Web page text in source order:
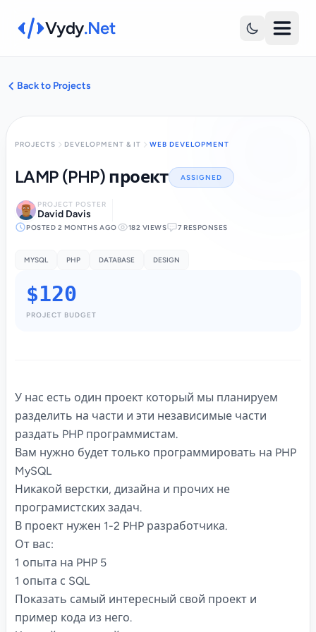
Vydy.Net
Back to Projects
PROJECTS DEVELOPMENT & IT WEB DEVELOPMENT
LAMP (PHP) проект ASSIGNED
PROJECT POSTER
David Davis
POSTED 2 MONTHS AGO 182 VIEWS 7 RESPONSES
MYSQL PHP DATABASE DESIGN
$120
PROJECT BUDGET
У нас есть один проект который мы планируем
разделить на части и эти независимые части
раздать PHP программистам.
Вам нужно будет только программировать на PHP
MySQL
Никакой верстки, дизайна и прочих не
програмистских задач.
В проект нужен 1-2 PHP разработчика.
От вас:
1 опыта на PHP 5
1 опыта с SQL
Показать самый интересный свой проект и
пример кода из него.